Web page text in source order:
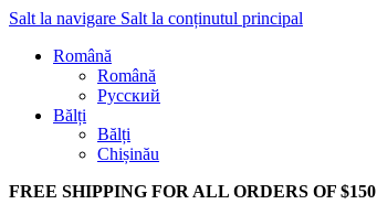
Salt la navigare Salt la conținutul principal
Română
Română
Русский
Bălți
Bălți
Chișinău
FREE SHIPPING FOR ALL ORDERS OF $150